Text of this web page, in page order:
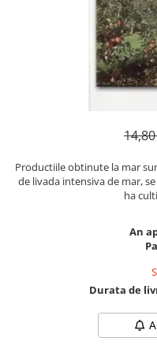
Vindecare Spirituala
Senzatii/Thriller
Instrumente si Truse
Consumabile & Accesorii
COLOREAZA CU PRIETENII
Pot desena minunat
Sa coloram cu Nicol
Codul copiilor de succes
Clubul Premiantilor
Super pitici 2-5 ani
Productiile obtinute la mar
de livada intensiva de mar,
ha
An
Durata de